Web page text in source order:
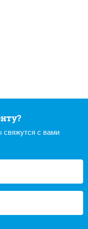
свяжутся с вами